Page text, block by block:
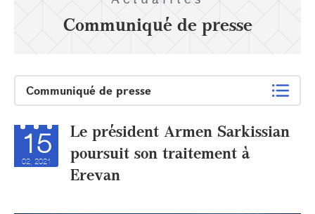
Communiqué de presse
Communiqué de presse
15
02, 2021
Le président Armen Sarkissian
poursuit son traitement à
Erevan